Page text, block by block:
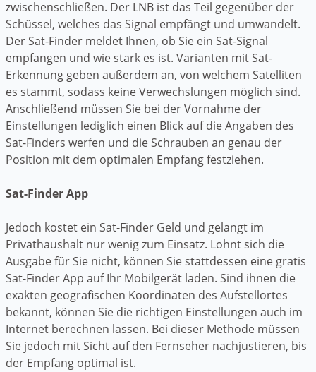
zwischenschließen. Der LNB ist das Teil gegenüber der
Schüssel, welches das Signal empfängt und umwandelt.
Der Sat-Finder meldet Ihnen, ob Sie ein Sat-Signal
empfangen und wie stark es ist. Varianten mit Sat-
Erkennung geben außerdem an, von welchem Satelliten
es stammt, sodass keine Verwechslungen möglich sind.
Anschließend müssen Sie bei der Vornahme der
Einstellungen lediglich einen Blick auf die Angaben des
Sat-Finders werfen und die Schrauben an genau der
Position mit dem optimalen Empfang festziehen.
Sat-Finder App
Jedoch kostet ein Sat-Finder Geld und gelangt im
Privathaushalt nur wenig zum Einsatz. Lohnt sich die
Ausgabe für Sie nicht, können Sie stattdessen eine gratis
Sat-Finder App auf Ihr Mobilgerät laden. Sind ihnen die
exakten geografischen Koordinaten des Aufstellortes
bekannt, können Sie die richtigen Einstellungen auch im
Internet berechnen lassen. Bei dieser Methode müssen
Sie jedoch mit Sicht auf den Fernseher nachjustieren, bis
der Empfang optimal ist.